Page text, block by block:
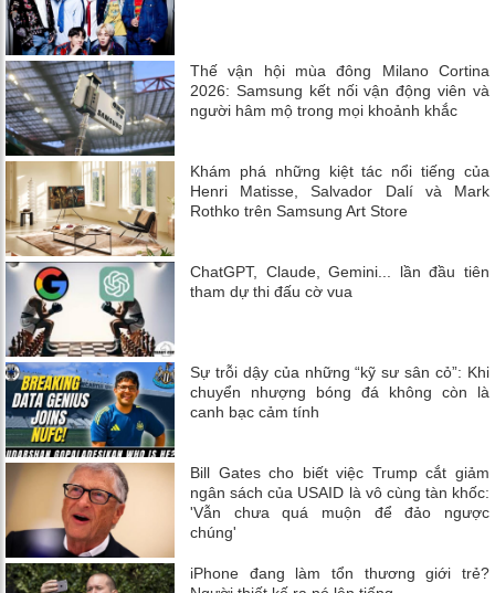
Thế vận hội mùa đông Milano Cortina
2026: Samsung kết nối vận động viên và
người hâm mộ trong mọi khoảnh khắc
Khám phá những kiệt tác nổi tiếng của
Henri Matisse, Salvador Dalí và Mark
Rothko trên Samsung Art Store
ChatGPT, Claude, Gemini... lần đầu tiên
tham dự thi đấu cờ vua
Sự trỗi dậy của những “kỹ sư sân cỏ”: Khi
chuyển nhượng bóng đá không còn là
canh bạc cảm tính
Bill Gates cho biết việc Trump cắt giảm
ngân sách của USAID là vô cùng tàn khốc:
'Vẫn chưa quá muộn để đảo ngược
chúng'
iPhone đang làm tổn thương giới trẻ?